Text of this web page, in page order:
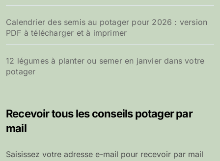
Calendrier des semis au potager pour 2026 : version
PDF à télécharger et à imprimer
12 légumes à planter ou semer en janvier dans votre
potager
Recevoir tous les conseils potager par
mail
Saisissez votre adresse e-mail pour recevoir par mail